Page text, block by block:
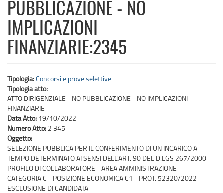
PUBBLICAZIONE - NO
IMPLICAZIONI
FINANZIARIE:2345
Tipologia:Concorsi e prove selettive
Tipologia atto:
ATTO DIRIGENZIALE - NO PUBBLICAZIONE - NO IMPLICAZIONI
FINANZIARIE
Data Atto: 19/10/2022
Numero Atto: 2 345
Oggetto:
SELEZIONE PUBBLICA PER IL CONFERIMENTO DI UN INCARICO A
TEMPO DETERMINATO AI SENSI DELL'ART. 90 DEL D.LGS 267/2000 -
PROFILO DI COLLABORATORE - AREA AMMINISTRAZIONE -
CATEGORIA C - POSIZIONE ECONOMICA C1 - PROT. 52320/2022 -
ESCLUSIONE DI CANDIDATA